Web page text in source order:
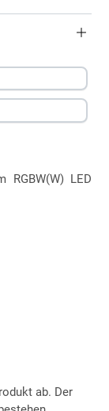
LED
ab. Der